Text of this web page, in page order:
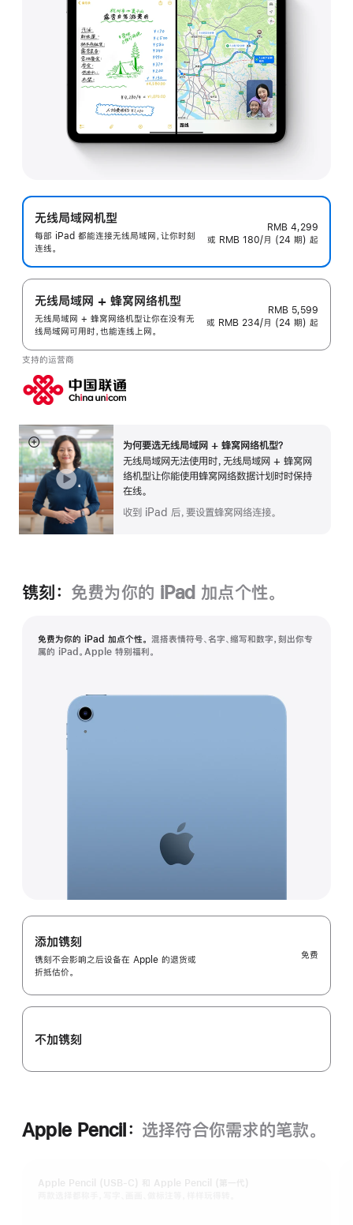
无线局域网机型
每部 iPad 都能连接无线局域网，让你时刻
连线。
RMB 4,299
或 RMB 180/月 (24 期) 起
无线局域网 + 蜂窝网络机型
无线局域网 + 蜂窝网络机型让你在没有无
线局域网可用时，也能连线上网。
RMB 5,599
或 RMB 234/月 (24 期) 起
支持的运营商
为何要选无线局域网 + 蜂窝网络机型？
无线局域网无法使用时，无线局域网 + 蜂窝网
络机型让你能使用蜂窝网络数据计划时时保持
在线。
收到 iPad 后，要设置蜂窝网络连接。
展
开
镌刻： 免费为你的 iPad 加点个性。
免费为你的 iPad 加点个性。 混搭表情符号、名字、缩写和数字，刻出你专
属的 iPad。Apple 特别福利。
添加镌刻
镌刻不会影响之后设备在 Apple 的退货或
折抵估价。
免费
不加镌刻
Apple Pencil： 选择符合你需求的笔款。